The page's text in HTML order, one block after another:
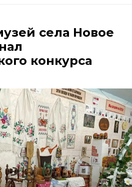
села Новое
конкурса